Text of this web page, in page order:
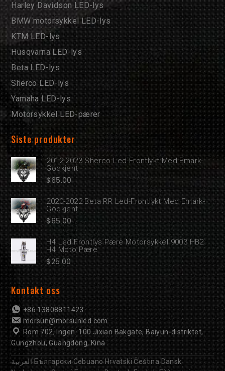
Harley Davidson LED-lys
BMW motorsykkel LED-lys
KTM LED-lys
Husqvarna LED-lys
Beta LED-lys
Sherco LED-lys
Yamaha LED-lys
Motorsykkel LED-pærer
Siste produkter
2012-2023 Sherco Led-Frontlykt Med Emark-
Godkjent
$65.00
2020-2022 Beta RR Led-Frontlykt Med Emark-
Godkjent
$65.00
H4 Led Frontlys Pære Motorsykkel 9003 HB2
H4 Moto Pære
$25.00
Kontakt oss
+86 13808811423
morsun@morsunled.com
Rom 702, Ingen. 100 Jixian Bakgate, Baiyun-distriktet,
Gungzhou, Guangdong, Kina
العربية Български Cebuano Hrvatski Čeština Dansk